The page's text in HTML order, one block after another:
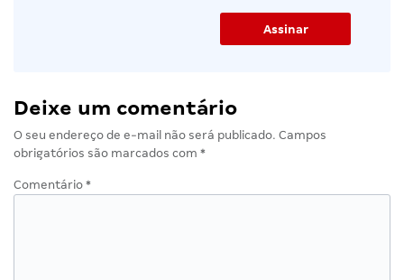
Deixe um comentário
O seu endereço de e-mail não será publicado. Campos
obrigatórios são marcados com *
Comentário *